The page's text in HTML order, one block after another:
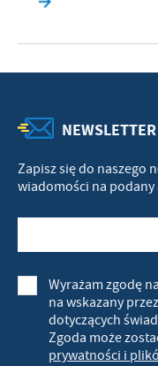
NEWSLETTER
Zapisz się do naszego
wiadomości na podany
Wyrażam zgodę
na wskazany
dotyczących
Zgoda może
prywatności i